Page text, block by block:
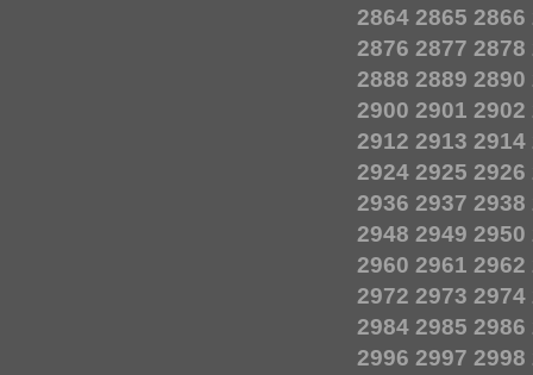
2864 2865 2866
2876 2877 2878
2888 2889 2890
2900 2901 2902
2912 2913 2914
2924 2925 2926
2936 2937 2938
2948 2949 2950
2960 2961 2962
2972 2973 2974
2984 2985 2986
2996 2997 2998